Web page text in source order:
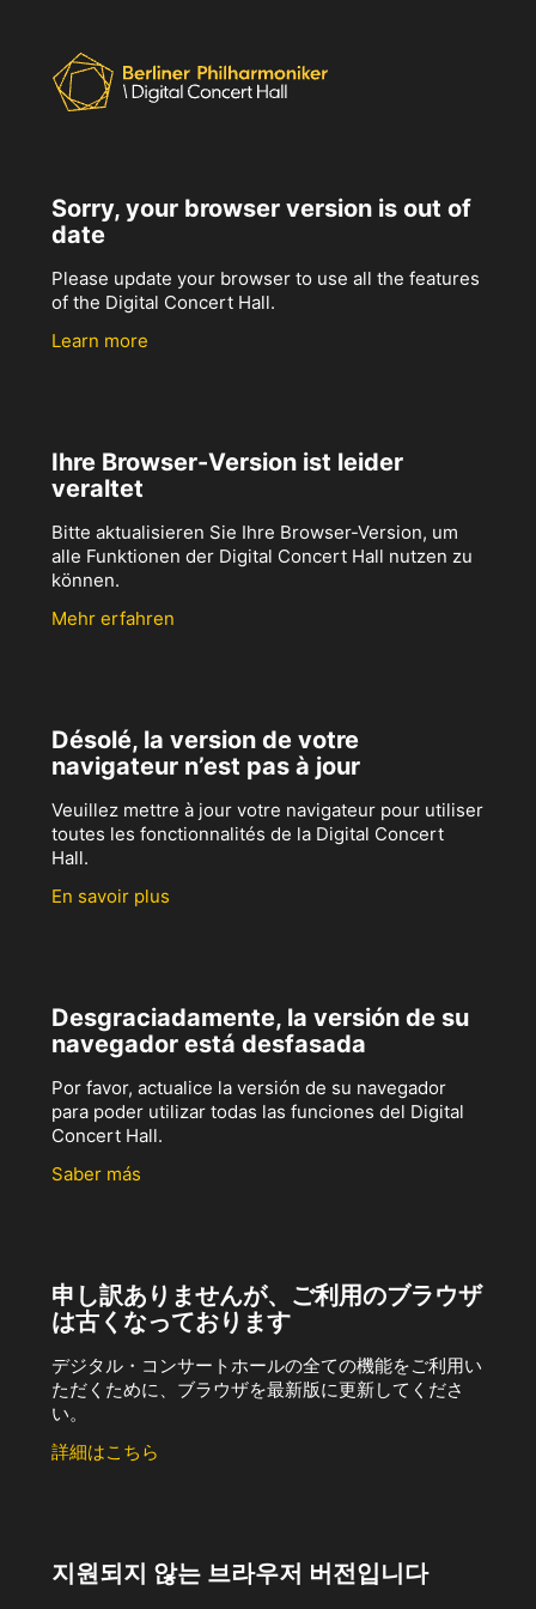
Sorry, your browser version is out of
date
Please update your browser to use all the features
of the Digital Concert Hall.
Learn more
Ihre Browser-Version ist leider
veraltet
Bitte aktualisieren Sie Ihre Browser-Version, um
alle Funktionen der Digital Concert Hall nutzen zu
können.
Mehr erfahren
Désolé, la version de votre
navigateur n’est pas à jour
Veuillez mettre à jour votre navigateur pour utiliser
toutes les fonctionnalités de la Digital Concert
Hall.
En savoir plus
Desgraciadamente, la versión de su
navegador está desfasada
Por favor, actualice la versión de su navegador
para poder utilizar todas las funciones del Digital
Concert Hall.
Saber más
申し訳ありませんが、ご利用のブラウザ
は古くなっております
デジタル・コンサートホールの全ての機能をご利用い
ただくために、ブラウザを最新版に更新してくださ
い。
詳細はこちら
지원되지 않는 브라우저 버전입니다